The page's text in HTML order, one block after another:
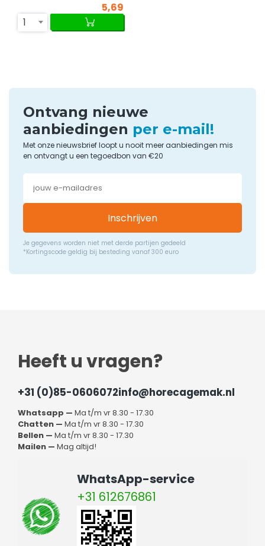
5,69
1
Ontvang nieuwe
aanbiedingen per e-mail!
Met onze nieuwsbrief loopt u nooit meer aanbiedingen mis
en ontvangt u een tegoedbon van €20
Inschrijven
Je gegevens worden niet met derde partijen gedeeld
*Kortingscode geldig bij besteding vanaf 300 euro
Heeft u vragen?
+31 (0)85-0606072info@horecagemak.nl
Whatsapp — Ma t/m vr 8.30 - 17.30
Chatten — Ma t/m vr 8.30 - 17.30
Bellen — Ma t/m vr 8.30 - 17.30
Mailen — Mag altijd!
WhatsApp-service
+31 612676861